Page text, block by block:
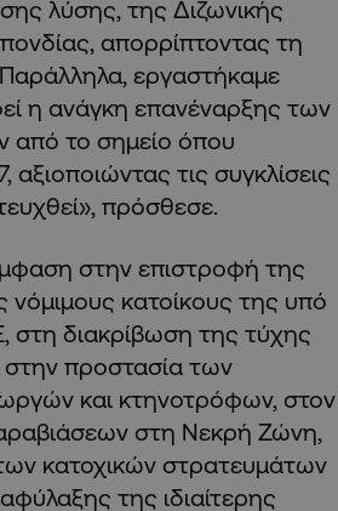
λύσης, της Διζωνικής
απορρίπτοντας τη
εργαστήκαμε
η ανάγκη επανέναρξης των
από το σημείο όπου
αξιοποιώντας τις συγκλίσεις
πρόσθεσε.
στην επιστροφή της
κατοίκους της υπό
στη διακρίβωση της τύχης
προστασία των
και κτηνοτρόφων, στον
στη Νεκρή Ζώνη,
κατοχικών στρατευμάτων
της ιδιαίτερης